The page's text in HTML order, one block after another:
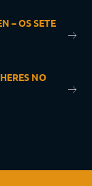
– OS SETE
NO